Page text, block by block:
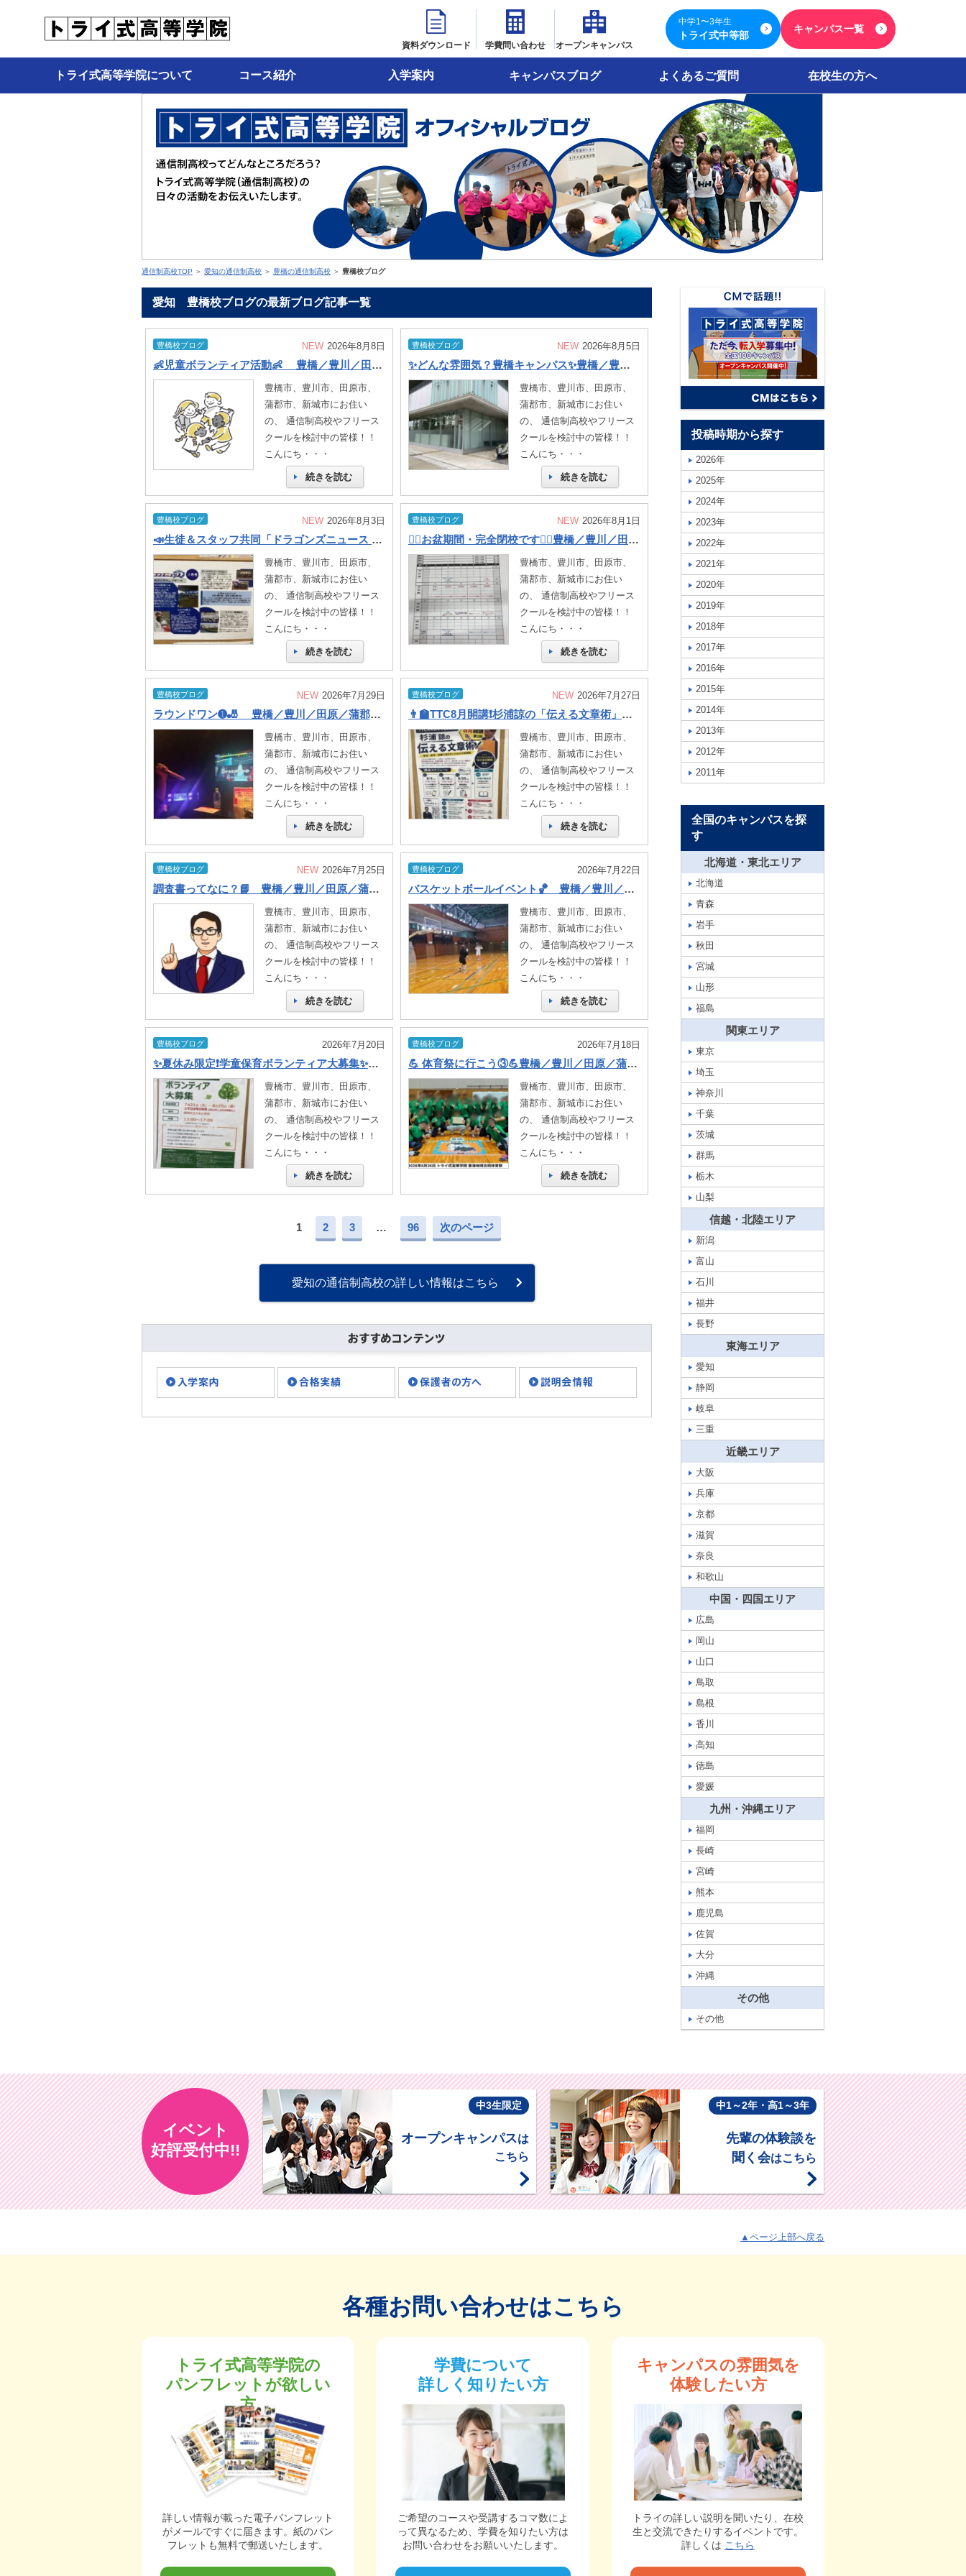
資料ダウンロード 学費問い合わせ オープンキャンパス
中学1〜3年生
トライ式中等部
キャンパス一覧
トライ式高等学院について コース紹介 入学案内 キャンパスブログ よくあるご質問 在校生の方へ
通信制高校TOP ＞ 愛知の通信制高校 ＞ 豊橋の通信制高校 ＞ 豊橋校ブログ
愛知 豊橋校ブログの最新ブログ記事一覧
豊橋校ブログ NEW 2026年8月8日
👶児童ボランティア活動👶 豊橋／豊川／田原／蒲郡／新城／通信制高校
豊橋市、豊川市、田原市、
蒲郡市、新城市にお住い
の、 通信制高校やフリース
クールを検討中の皆様！！
こんにち・・・
続きを読む
豊橋校ブログ NEW 2026年8月5日
✨どんな雰囲気？豊橋キャンパス✨豊橋／豊川／田原／蒲郡／新城／通信制高校
豊橋市、豊川市、田原市、
蒲郡市、新城市にお住い
の、 通信制高校やフリース
クールを検討中の皆様！！
こんにち・・・
続きを読む
豊橋校ブログ NEW 2026年8月3日
📣生徒＆スタッフ共同「ドラゴンズニュース 7月号」が完成⚾️豊橋／豊川／田原／蒲郡／新城／通信制高校
豊橋市、豊川市、田原市、
蒲郡市、新城市にお住い
の、 通信制高校やフリース
クールを検討中の皆様！！
こんにち・・・
続きを読む
豊橋校ブログ NEW 2026年8月1日
🙇‍♀️お盆期間・完全閉校です🙇‍♀️豊橋／豊川／田原／蒲郡／新城／通信制高校
豊橋市、豊川市、田原市、
蒲郡市、新城市にお住い
の、 通信制高校やフリース
クールを検討中の皆様！！
こんにち・・・
続きを読む
豊橋校ブログ NEW 2026年7月29日
ラウンドワン➊🎳 豊橋／豊川／田原／蒲郡／新城／通信制高校
豊橋市、豊川市、田原市、
蒲郡市、新城市にお住い
の、 通信制高校やフリース
クールを検討中の皆様！！
こんにち・・・
続きを読む
豊橋校ブログ NEW 2026年7月27日
👨‍🏫TTC8月開講❗️杉浦諒の「伝える文章術」👨‍🏫 豊橋／豊川／田原／蒲郡／新城／通信制高校
豊橋市、豊川市、田原市、
蒲郡市、新城市にお住い
の、 通信制高校やフリース
クールを検討中の皆様！！
こんにち・・・
続きを読む
豊橋校ブログ NEW 2026年7月25日
調査書ってなに？📘 豊橋／豊川／田原／蒲郡／新城／通信制高校
豊橋市、豊川市、田原市、
蒲郡市、新城市にお住い
の、 通信制高校やフリース
クールを検討中の皆様！！
こんにち・・・
続きを読む
豊橋校ブログ 2026年7月22日
バスケットボールイベント🏀 豊橋／豊川／田原／蒲郡／新城／通信制高校
豊橋市、豊川市、田原市、
蒲郡市、新城市にお住い
の、 通信制高校やフリース
クールを検討中の皆様！！
こんにち・・・
続きを読む
豊橋校ブログ 2026年7月20日
✨夏休み限定❗️学童保育ボランティア大募集✨豊橋／豊川／田原／蒲郡／新城／通信制高校
豊橋市、豊川市、田原市、
蒲郡市、新城市にお住い
の、 通信制高校やフリース
クールを検討中の皆様！！
こんにち・・・
続きを読む
豊橋校ブログ 2026年7月18日
💪 体育祭に行こう③💪豊橋／豊川／田原／蒲郡／新城／通信制高校
豊橋市、豊川市、田原市、
蒲郡市、新城市にお住い
の、 通信制高校やフリース
クールを検討中の皆様！！
こんにち・・・
続きを読む
1 2 3 … 96 次のページ
愛知の通信制高校の詳しい情報はこちら
投稿時期から探す
2026年
2025年
2024年
2023年
2022年
2021年
2020年
2019年
2018年
2017年
2016年
2015年
2014年
2013年
2012年
2011年
全国のキャンパスを探
す
北海道・東北エリア
北海道
青森
岩手
秋田
宮城
山形
福島
関東エリア
東京
埼玉
神奈川
千葉
茨城
群馬
栃木
山梨
信越・北陸エリア
新潟
富山
石川
福井
長野
東海エリア
愛知
静岡
岐阜
三重
近畿エリア
大阪
兵庫
京都
滋賀
奈良
和歌山
中国・四国エリア
広島
岡山
山口
鳥取
島根
香川
高知
徳島
愛媛
九州・沖縄エリア
福岡
長崎
宮崎
熊本
鹿児島
佐賀
大分
沖縄
その他
その他
イベント
好評受付中!!
中3生限定
オープンキャンパスは
こちら
中1～2年・高1～3年
先輩の体験談を
聞く会はこちら
▲ページ上部へ戻る
各種お問い合わせはこちら
トライ式高等学院の
パンフレットが欲しい
方
詳しい情報が載った電子パンフレット
がメールですぐに届きます。紙のパン
フレットも無料で郵送いたします。
学費について
詳しく知りたい方
ご希望のコースや受講するコマ数によ
って異なるため、学費を知りたい方は
お問い合わせをお願いいたします。
キャンパスの雰囲気を
体験したい方
トライの詳しい説明を聞いたり、在校
生と交流できたりするイベントです。
詳しくは こちら